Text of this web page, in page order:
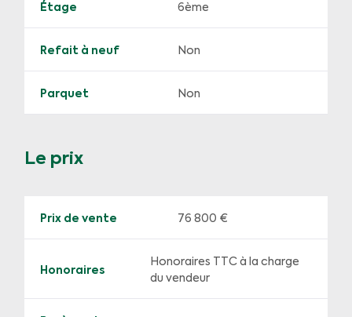
Étage 6ème
Refait à neuf Non
Parquet Non
Le prix
Prix de vente 76 800 €
Honoraires
Honoraires TTC à la charge
du vendeur